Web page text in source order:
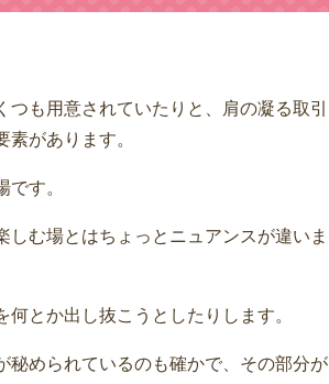
も用意されていたりと、肩の凝る取引
があります。
す。
む場とはちょっとニュアンスが違いま
とか出し抜こうとしたりします。
秘められているのも確かで、その部分が